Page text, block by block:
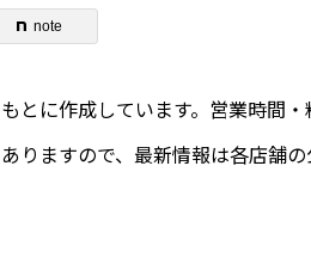
note
とに作成しています。営業時間・
りますので、最新情報は各店舗